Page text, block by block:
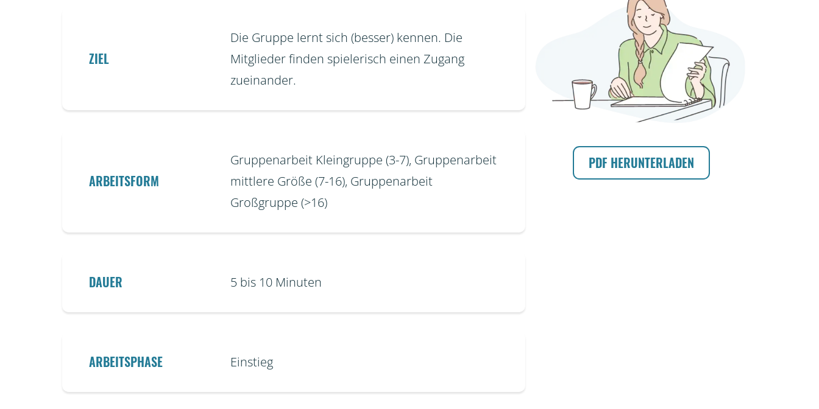
ZIEL
Die Gruppe lernt sich (besser) kennen. Die
Mitglieder finden spielerisch einen Zugang
zueinander.
ARBEITSFORM
Gruppenarbeit Kleingruppe (3-7), Gruppenarbeit
mittlere Größe (7-16), Gruppenarbeit
Großgruppe (>16)
DAUER 5 bis 10 Minuten
ARBEITSPHASE Einstieg
PDF HERUNTERLADEN